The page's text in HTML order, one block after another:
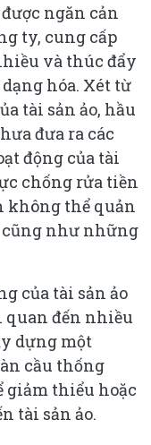
ngăn cản
ty, cung cấp
và thúc đẩy
hóa. Xét từ
tài sản ảo, hầu
đưa ra các
động của tài
chống rửa tiền
không thể quản
cũng như những
của tài sản ảo
đến nhiều
dựng một
cầu thống
giảm thiểu hoặc
tài sản ảo.